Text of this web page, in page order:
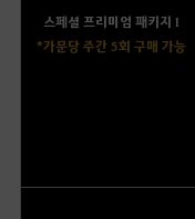
스페셜 프리미엄 패키지 I
*가문당 주간 5회 구매 가능